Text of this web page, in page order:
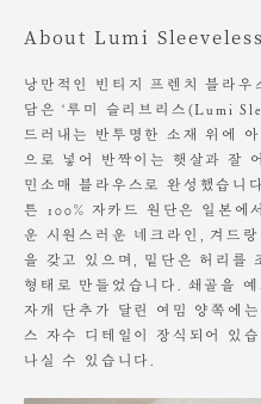
S 47.5 34.5
Model is wearing a M size.
원단에 직접 다림질 시 변형 가능성
소비자의 부주의로 인한 제품 훼손
변형에 대해서는 보상의 책임을 지
About Lumi Sleeveless
낭만적인 빈티지 프렌치 블라
담은 ‘루미 슬리브리스(Lumi
드러내는 반투명한 소재 위에
으로 넣어 반짝이는 햇살과 잘
민소매 블라우스로 완성했습니
튼 100% 자카드 원단은 일본에
운 시원스러운 네크라인, 겨드
을 갖고 있으며, 밑단은 허리를
형태로 만들었습니다. 쇄골을
자개 단추가 달린 여밈 양쪽에
스 자수 디테일이 장식되어 있
나실 수 있습니다.